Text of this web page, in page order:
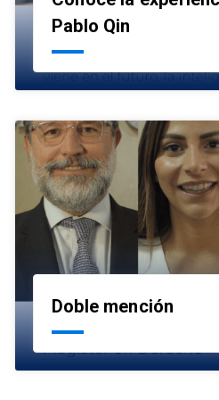
Pablo Qin
Doble mención